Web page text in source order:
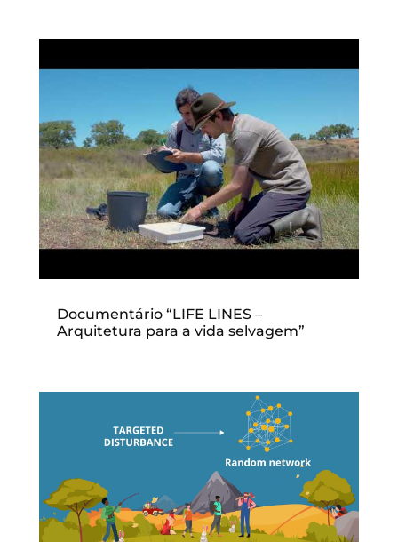
Documentário “LIFE LINES –
Arquitetura para a vida selvagem”